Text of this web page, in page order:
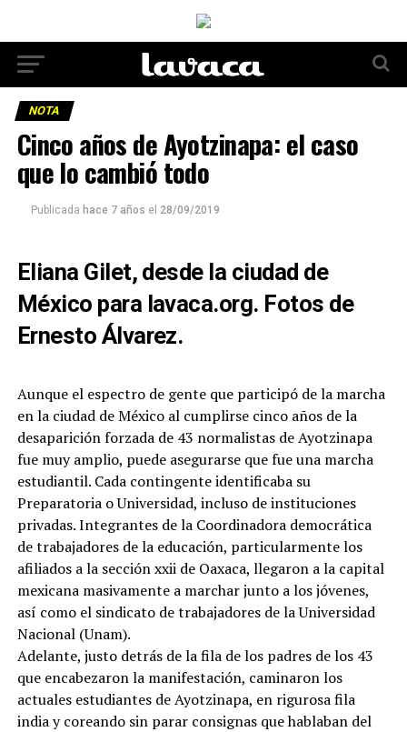
NOTA
Cinco años de Ayotzinapa: el caso
que lo cambió todo
Publicada hace 7 años el 28/09/2019
Eliana Gilet, desde la ciudad de
México para lavaca.org. Fotos de
Ernesto Álvarez.
Aunque el espectro de gente que participó de la marcha
en la ciudad de México al cumplirse cinco años de la
desaparición forzada de 43 normalistas de Ayotzinapa
fue muy amplio, puede asegurarse que fue una marcha
estudiantil. Cada contingente identificaba su
Preparatoria o Universidad, incluso de instituciones
privadas. Integrantes de la Coordinadora democrática
de trabajadores de la educación, particularmente los
afiliados a la sección xxii de Oaxaca, llegaron a la capital
mexicana masivamente a marchar junto a los jóvenes,
así como el sindicato de trabajadores de la Universidad
Nacional (Unam).
Adelante, justo detrás de la fila de los padres de los 43
que encabezaron la manifestación, caminaron los
actuales estudiantes de Ayotzinapa, en rigurosa fila
india y coreando sin parar consignas que hablaban del